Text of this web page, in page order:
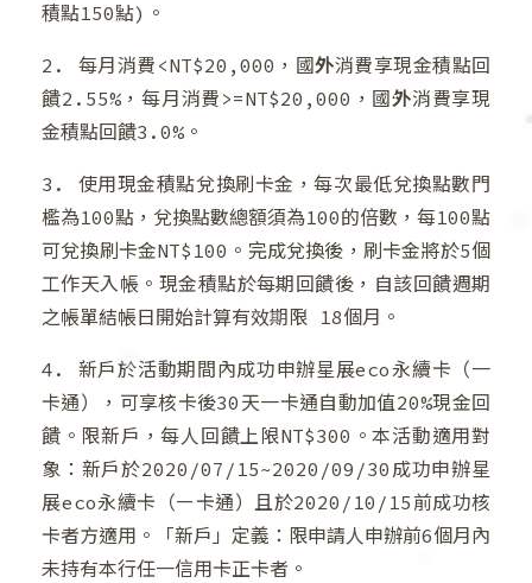
積點150點)。
2. 每月消費<NT$20,000，國外消費享現金積點回
饋2.55%，每月消費>=NT$20,000，國外消費享現
金積點回饋3.0%。
3. 使用現金積點兌換刷卡金，每次最低兌換點數門
檻為100點，兌換點數總額須為100的倍數，每100點
可兌換刷卡金NT$100。完成兌換後，刷卡金將於5個
工作天入帳。現金積點於每期回饋後，自該回饋週期
之帳單結帳日開始計算有效期限 18個月。
4. 新戶於活動期間內成功申辦星展eco永續卡（一
卡通），可享核卡後30天一卡通自動加值20%現金回
饋。限新戶，每人回饋上限NT$300。本活動適用對
象：新戶於2020/07/15~2020/09/30成功申辦星
展eco永續卡（一卡通）且於2020/10/15前成功核
卡者方適用。「新戶」定義：限申請人申辦前6個月內
未持有本行任一信用卡正卡者。
❆